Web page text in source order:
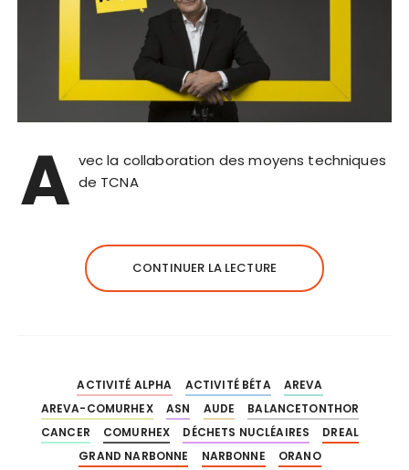
A vec la collaboration des moyens techniques
de TCNA
CONTINUER LA LECTURE
ACTIVITÉ ALPHA ACTIVITÉ BÉTA
AREVA
AREVA-COMURHEX
ASN AUDE
BALANCETONTHOR
CANCER
COMURHEX DÉCHETS NUCLÉAIRES
DREAL
GRAND NARBONNE
NARBONNE
ORANO